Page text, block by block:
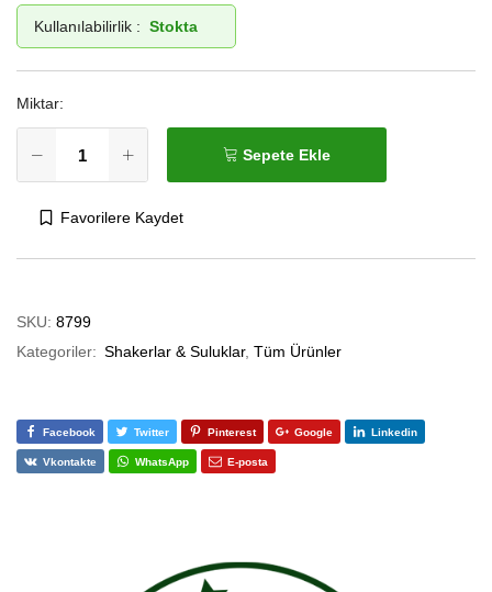
Kullanılabilirlik : Stokta
Miktar:
Sepete Ekle
Favorilere Kaydet
SKU: 8799
Kategoriler: Shakerlar & Suluklar, Tüm Ürünler
Facebook Twitter Pinterest Google Linkedin
Vkontakte WhatsApp E-posta